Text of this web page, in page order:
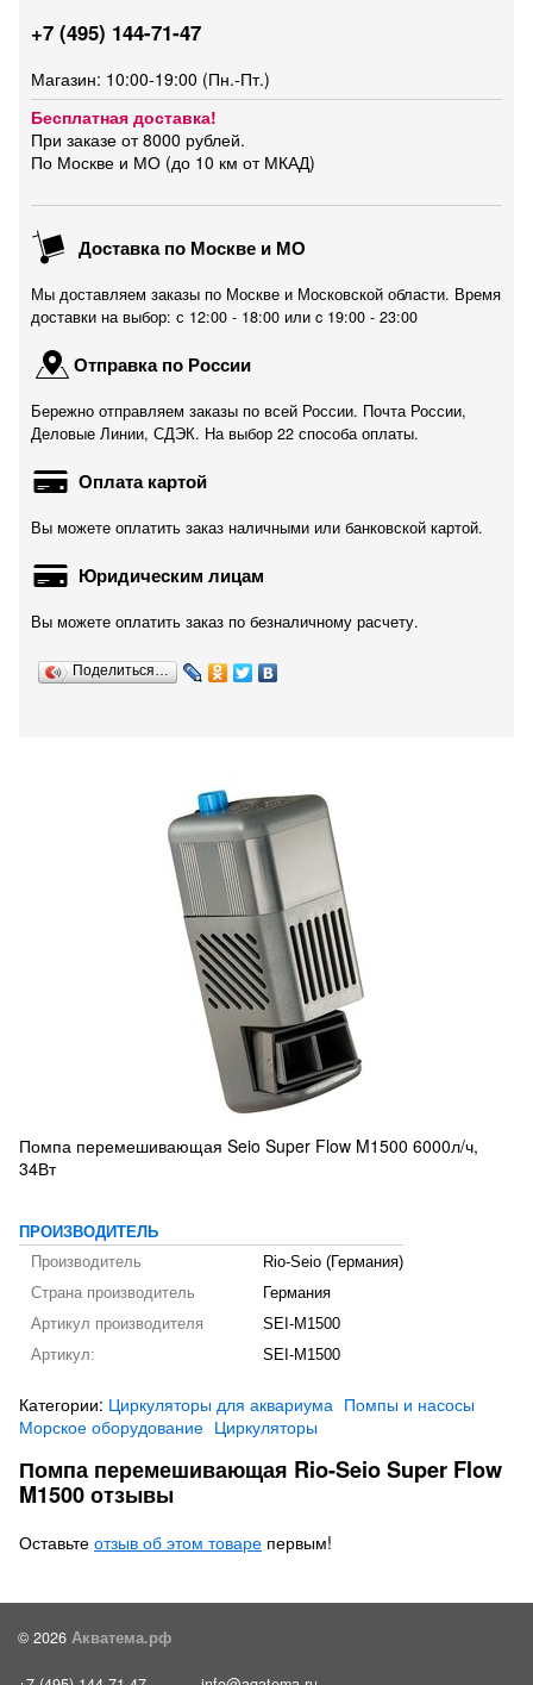
+7 (495) 144-71-47
Магазин: 10:00-19:00 (Пн.-Пт.)
Бесплатная доставка!
При заказе от 8000 рублей.
По Москве и МО (до 10 км от МКАД)
Доставка по Москве и МО
Мы доставляем заказы по Москве и Московской области. Время
доставки на выбор: с 12:00 - 18:00 или c 19:00 - 23:00
Отправка по России
Бережно отправляем заказы по всей России. Почта России,
Деловые Линии, СДЭК. На выбор 22 способа оплаты.
Оплата картой
Вы можете оплатить заказ наличными или банковской картой.
Юридическим лицам
Вы можете оплатить заказ по безналичному расчету.
Поделиться…
Помпа перемешивающая Seio Super Flow M1500 6000л/ч,
34Вт
ПРОИЗВОДИТЕЛЬ
Производитель
Rio-Seio (Германия)
Страна производитель
Германия
Артикул производителя
SEI-M1500
Артикул:
SEI-M1500
Категории: Циркуляторы для аквариума Помпы и насосы
Морское оборудование Циркуляторы
Помпа перемешивающая Rio-Seio Super Flow
M1500 отзывы
Оставьте отзыв об этом товаре первым!
© 2026 Акватема.рф